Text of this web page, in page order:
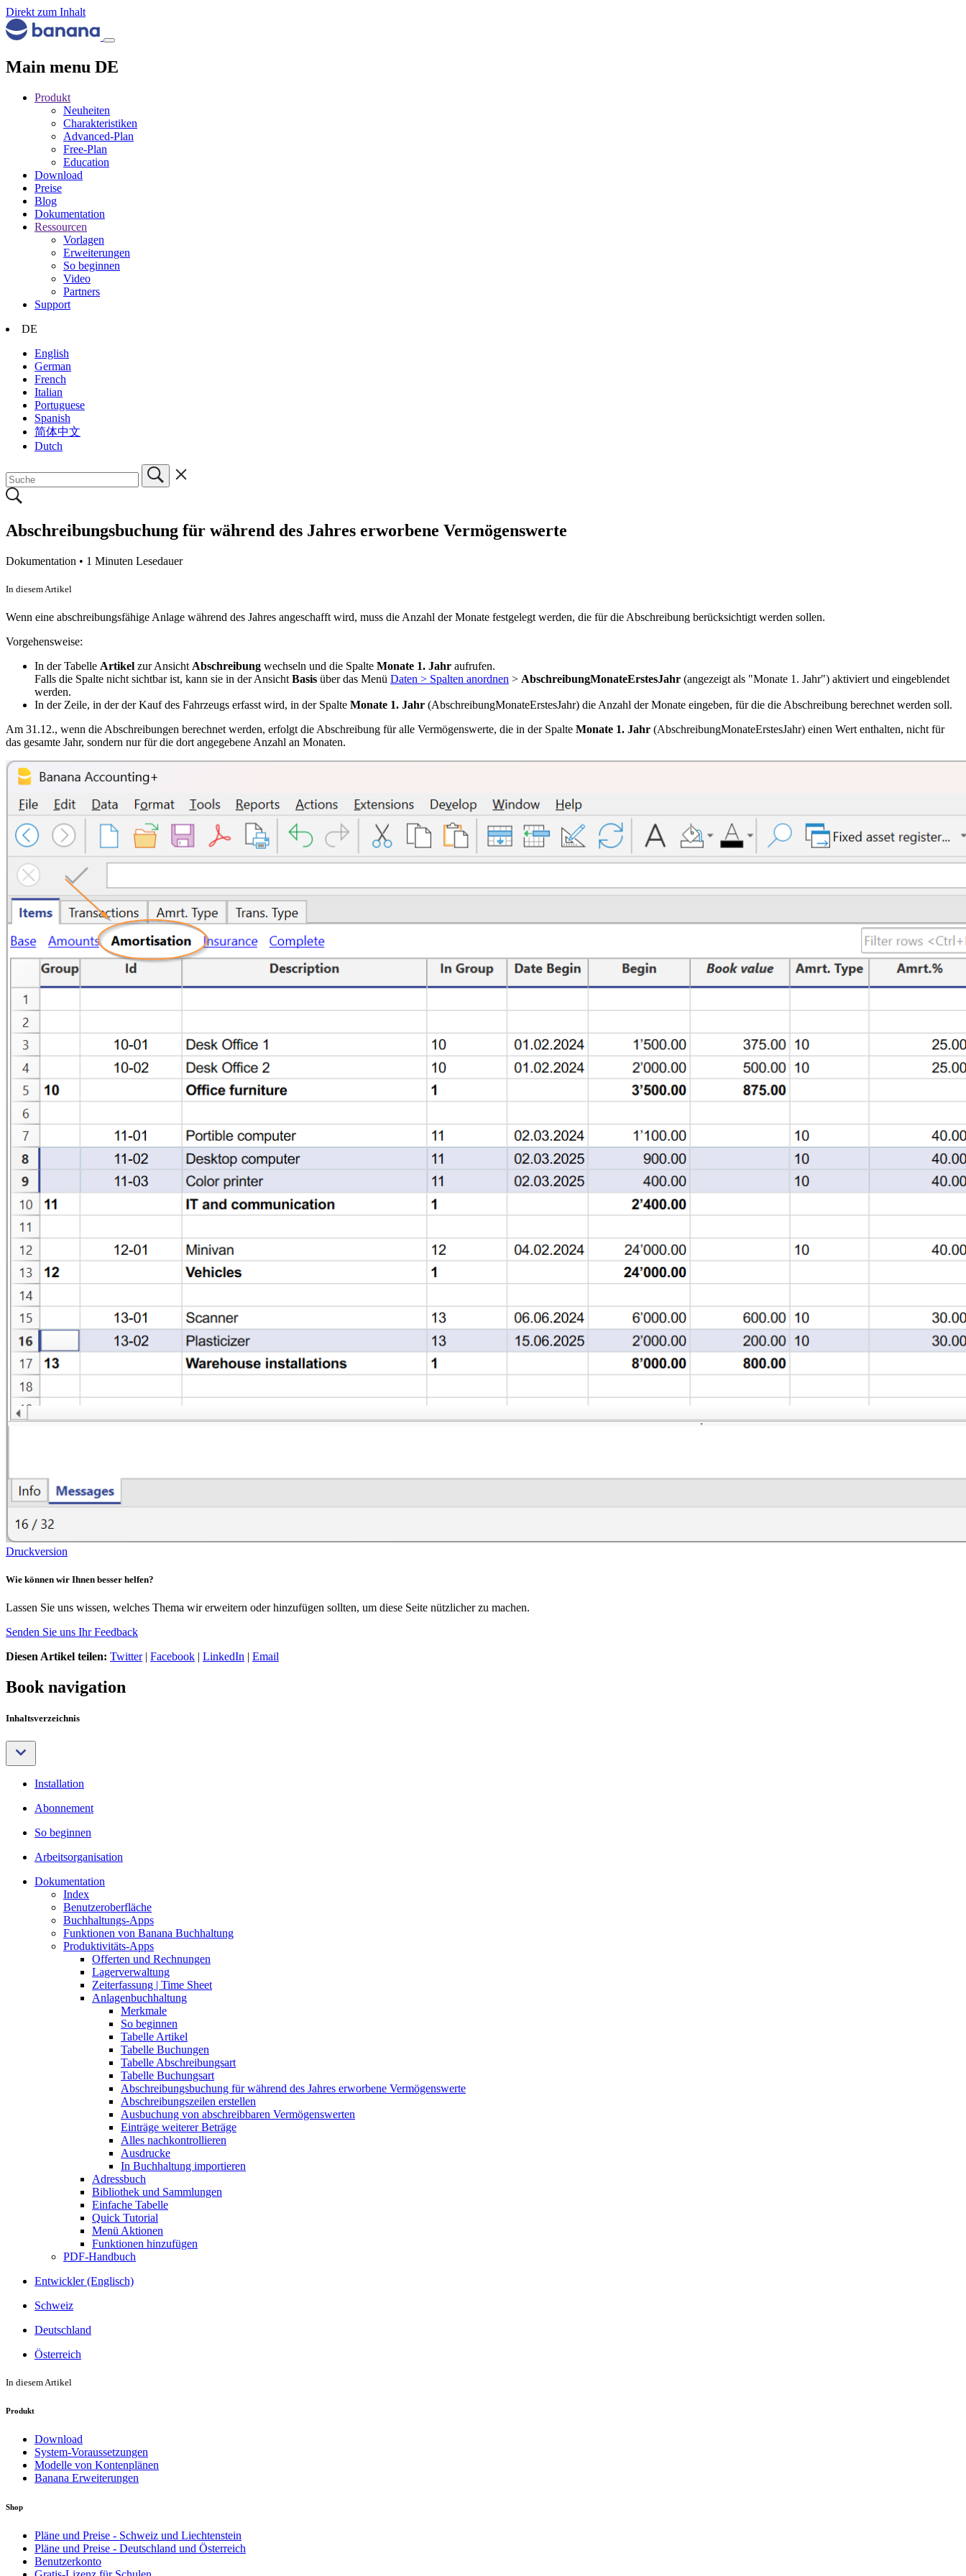
Direkt zum Inhalt
Main menu DE
Produkt
Neuheiten
Charakteristiken
Advanced-Plan
Free-Plan
Education
Download
Preise
Blog
Dokumentation
Ressourcen
Vorlagen
Erweiterungen
So beginnen
Video
Partners
Support
DE
English
German
French
Italian
Portuguese
Spanish
简体中文
Dutch
Abschreibungsbuchung für während des Jahres erworbene Vermögenswerte
Dokumentation • 1 Minuten Lesedauer
In diesem Artikel
Wenn eine abschreibungsfähige Anlage während des Jahres angeschafft wird, muss die Anzahl der Monate festgelegt werden, die für die Abschreibung berücksichtigt werden sollen.
Vorgehensweise:
In der Tabelle Artikel zur Ansicht Abschreibung wechseln und die Spalte Monate 1. Jahr aufrufen.
Falls die Spalte nicht sichtbar ist, kann sie in der Ansicht Basis über das Menü Daten > Spalten anordnen > AbschreibungMonateErstesJahr (angezeigt als "Monate 1. Jahr") aktiviert und eingeblendet
werden.
In der Zeile, in der der Kauf des Fahrzeugs erfasst wird, in der Spalte Monate 1. Jahr (AbschreibungMonateErstesJahr) die Anzahl der Monate eingeben, für die die Abschreibung berechnet werden soll.
Am 31.12., wenn die Abschreibungen berechnet werden, erfolgt die Abschreibung für alle Vermögenswerte, die in der Spalte Monate 1. Jahr (AbschreibungMonateErstesJahr) einen Wert enthalten, nicht für
das gesamte Jahr, sondern nur für die dort angegebene Anzahl an Monaten.
Druckversion
Wie können wir Ihnen besser helfen?
Lassen Sie uns wissen, welches Thema wir erweitern oder hinzufügen sollten, um diese Seite nützlicher zu machen.
Senden Sie uns Ihr Feedback
Diesen Artikel teilen: Twitter| Facebook | LinkedIn | Email
Book navigation
Inhaltsverzeichnis
Installation
Abonnement
So beginnen
Arbeitsorganisation
Dokumentation
Index
Benutzeroberfläche
Buchhaltungs-Apps
Funktionen von Banana Buchhaltung
Produktivitäts-Apps
Offerten und Rechnungen
Lagerverwaltung
Zeiterfassung | Time Sheet
Anlagenbuchhaltung
Merkmale
So beginnen
Tabelle Artikel
Tabelle Buchungen
Tabelle Abschreibungsart
Tabelle Buchungsart
Abschreibungsbuchung für während des Jahres erworbene Vermögenswerte
Abschreibungszeilen erstellen
Ausbuchung von abschreibbaren Vermögenswerten
Einträge weiterer Beträge
Alles nachkontrollieren
Ausdrucke
In Buchhaltung importieren
Adressbuch
Bibliothek und Sammlungen
Einfache Tabelle
Quick Tutorial
Menü Aktionen
Funktionen hinzufügen
PDF-Handbuch
Entwickler (Englisch)
Schweiz
Deutschland
Österreich
In diesem Artikel
Produkt
Download
System-Voraussetzungen
Modelle von Kontenplänen
Banana Erweiterungen
Shop
Pläne und Preise - Schweiz und Liechtenstein
Pläne und Preise - Deutschland und Österreich
Benutzerkonto